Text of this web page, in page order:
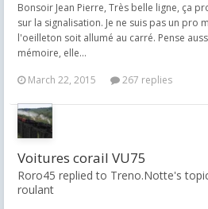
Bonsoir Jean Pierre, Très belle ligne, ça
sur la signalisation. Je ne suis pas un pro
l'oeilleton soit allumé au carré. Pense
mémoire, elle...
March 22, 2015
267 replies
Voitures corail VU75
Roro45 replied to Treno.Notte's
roulant